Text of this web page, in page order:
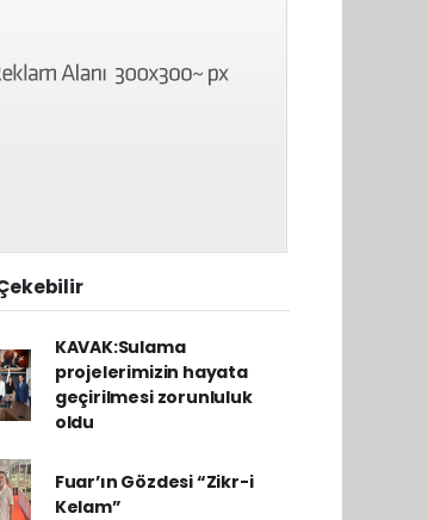
KAVAK:Sulama
projelerimizin hayata
geçirilmesi zorunluluk
oldu
Fuar’ın Gözdesi “Zikr-i
Kelam”